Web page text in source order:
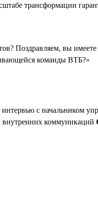
трансформации
Поздравляем, вы
команды ВТБ?»
интервью с начальником
внутренних коммуникаций